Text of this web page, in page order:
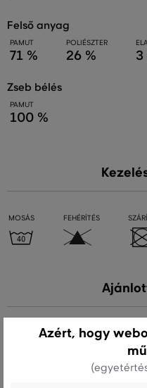
felső anyag
PAMUT
71 %
POLIÉSZTER
26 % 3
zseb bélés
PAMUT
100 %
MOSÁS FEHÉRÍTÉS
Azért, hogy